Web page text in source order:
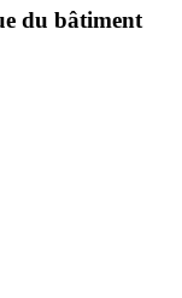
du bâtiment